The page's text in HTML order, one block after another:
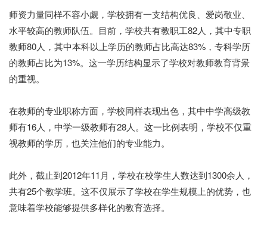
师资力量同样不容小觑，学校拥有一支结构优良、爱岗敬业、
水平较高的教师队伍。目前，学校共有教职工82人，其中专职
教师80人，其中本科以上学历的教师占比高达83%，专科学历
的教师占比为13%。这一学历结构显示了学校对教师教育背景
的重视。
在教师的专业职称方面，学校同样表现出色，其中中学高级教
师有16人，中学一级教师有28人。这一比例表明，学校不仅重
视教师的学历，也关注他们的专业能力。
此外，截止到2012年11月，学校在校学生人数达到1300余人，
共有25个教学班。这不仅展示了学校在学生规模上的优势，也
意味着学校能够提供多样化的教育选择。